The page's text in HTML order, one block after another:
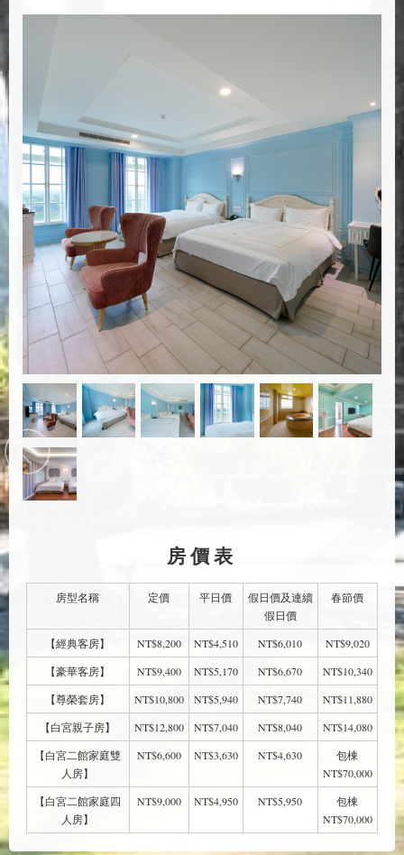
房價表
房型名稱 定價 平日價
假日價及連續
假日價
春節價
【經典客房】 NT$8,200 NT$4,510 NT$6,010
NT$9,020
【豪華客房】
NT$9,400 NT$5,170 NT$6,670
NT$10,340
【尊榮套房】
NT$10,800 NT$5,940 NT$7,740
NT$11,880
【白宮親子房】
NT$12,800 NT$7,040 NT$8,040
NT$14,080
【白宮二館家庭雙
人房】
NT$6,600 NT$3,630 NT$4,630
包棟
NT$70,000
【白宮二館家庭四
人房】
NT$9,000 NT$4,950 NT$5,950
包棟
NT$70,000